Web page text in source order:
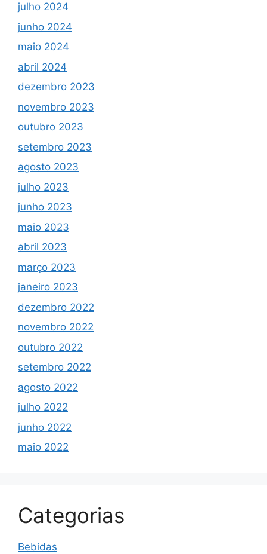
julho 2024
junho 2024
maio 2024
abril 2024
dezembro 2023
novembro 2023
outubro 2023
setembro 2023
agosto 2023
julho 2023
junho 2023
maio 2023
abril 2023
março 2023
janeiro 2023
dezembro 2022
novembro 2022
outubro 2022
setembro 2022
agosto 2022
julho 2022
junho 2022
maio 2022
Categorias
Bebidas